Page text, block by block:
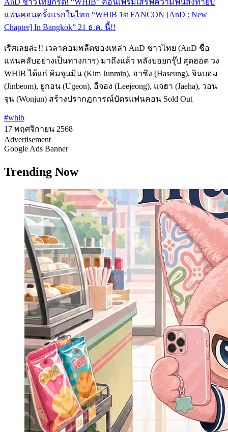
แฟนคอนครั้งแรกในไทย “WHIB 1st FANCON [AnD : New
Chapter] In Bangkok” 21 ธ.ค. นี้!!
เริศเลยล่ะ!! เวลาคอมพลีตของเหล่า AnD ชาวไทย (AnD ชื่อ
แฟนคลับอย่างเป็นทางการ) มาถึงแล้ว หลังบอยกรุ๊ป สุดฮอต วง
WHIB ได้แก่ คิมจุนมิน (Kim Junmin), ฮาซึง (Haseung), จินบอม
(Jinbeom), ยูกอน (Ugeon), อีจอง (Leejeong), แจฮา (Jaeha), วอน
จุน (Wonjun) สร้างปรากฏการณ์บัตรแฟนคอน Sold Out
#whib
17 พฤศจิกายน 2568
Advertisement
Google Ads Banner
Trending Now